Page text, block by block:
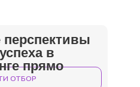
ОТБОР
перспективы
в
прямо